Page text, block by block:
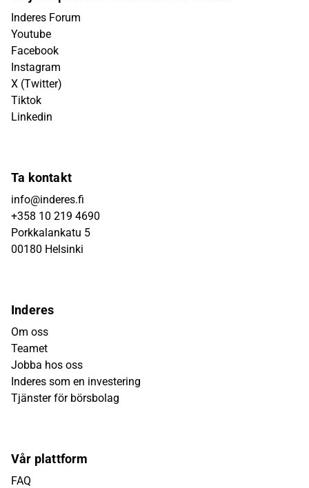
Inderes Forum
Youtube
Facebook
Instagram
X (Twitter)
Tiktok
Linkedin
Ta kontakt
info@inderes.fi
+358 10 219 4690
Porkkalankatu 5
00180 Helsinki
Inderes
Om oss
Teamet
Jobba hos oss
Inderes som en investering
Tjänster för börsbolag
Vår plattform
FAQ